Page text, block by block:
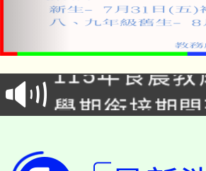
淨零綠生活
會
程
學期銜接期